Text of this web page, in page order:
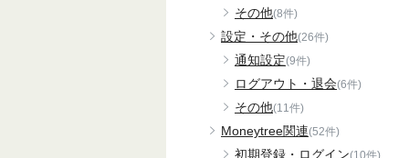
その他(8件)
設定・その他(26件)
通知設定(9件)
ログアウト・退会(6件)
その他(11件)
Moneytree関連(52件)
初期登録・ログイン(10件)